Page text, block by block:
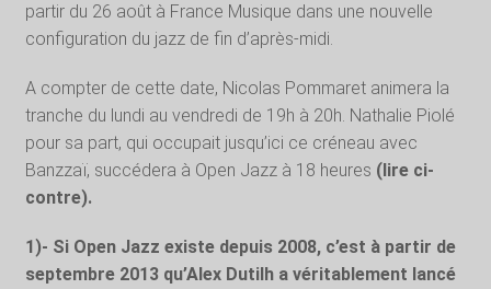
partir du 26 août à France Musique dans une nouvelle
configuration du jazz de fin d’après-midi.
A compter de cette date, Nicolas Pommaret animera la
tranche du lundi au vendredi de 19h à 20h. Nathalie Piolé
pour sa part, qui occupait jusqu’ici ce créneau avec
Banzzaï, succédera à Open Jazz à 18 heures (lire ci-
contre).
1)- Si Open Jazz existe depuis 2008, c’est à partir de
septembre 2013 qu’Alex Dutilh a véritablement lancé